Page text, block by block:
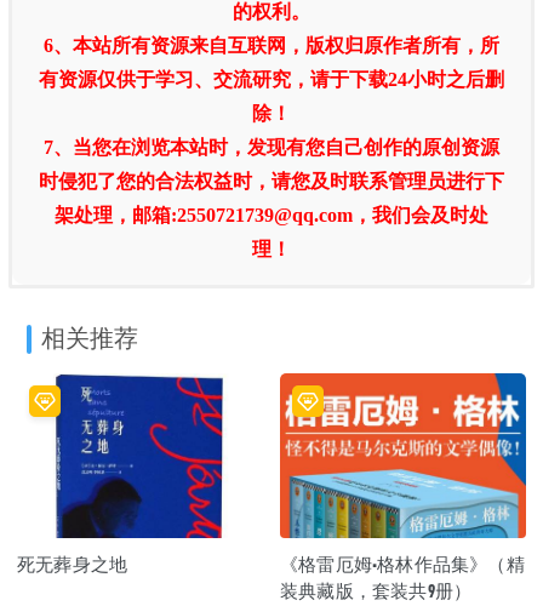
的权利。
6、本站所有资源来自互联网，版权归原作者所有，所
有资源仅供于学习、交流研究，请于下载24小时之后删
除！
7、当您在浏览本站时，发现有您自己创作的原创资源
时侵犯了您的合法权益时，请您及时联系管理员进行下
架处理，邮箱:2550721739@qq.com，我们会及时处
理！
相关推荐
死无葬身之地
《格雷厄姆·格林作品集》（精
装典藏版，套装共9册）